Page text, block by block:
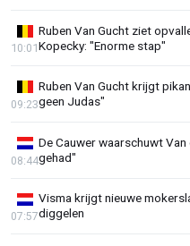
Ruben Van Gucht ziet
Kopecky: "Enorme stap"
10:01
Ruben Van Gucht krijgt
geen Judas"
09:23
De Cauwer waarschuwt
gehad"
08:44
Visma krijgt nieuwe
diggelen
07:57